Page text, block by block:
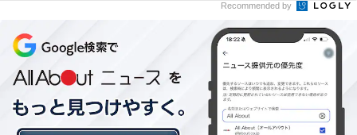
Recommended by